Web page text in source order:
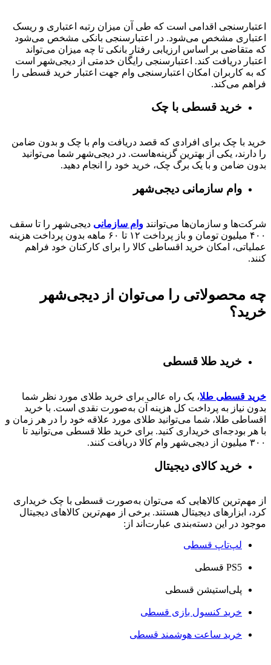
اعتبارسنجی اقدامی است که طی آن میزان رتبه اعتباری و ریسک
اعتباری مشخص می‌شود. در اعتبارسنجی بانکی مشخص می‌شود
که متقاضی بر اساس ارزیابی رفتار بانکی تا چه میزان می‌تواند
اعتبار دریافت کند. اعتبارسنجی رایگان خدمتی از دیجی‌شهر است
که به کاربران امکان اعتبارسنجی وام جهت اعتبار خرید قسطی را
فراهم می‌کند.
خرید قسطی با چک
خرید با چک برای افرادی که قصد دریافت وام با چک و بدون ضامن
را دارند، یکی از بهترین گزینه‌هاست. در دیجی‌شهر شما می‌توانید
بدون ضامن و با یک برگ چک، خرید خود را انجام دهید.
وام سازمانی دیجی‌شهر
شرکت‌ها و سازمان‌ها می‌توانند وام سازمانی دیجی‌شهر را تا سقف
۴۰۰ میلیون تومان و باز پرداخت ۱۲ تا ۶۰
ماهه بدون پرداخت هزینه
عملیاتی، امکان خرید اقساطی کالا را برای کارکنان خود فراهم
کنند.
چه محصولاتی را می‌توان از دیجی‌شهر
خرید؟
خرید طلا قسطی
خرید قسطی طلا، یک راه عالی برای خرید طلای مورد نظر شما
بدون نیاز به پرداخت کل هزینه آن به‌صورت نقدی است. با خرید
اقساطی طلا، شما می‌توانید طلای مورد علاقه خود را در هر زمان و
با هر بودجه‌ای خریداری کنید. برای خرید طلا قسطی می‌توانید تا
۳۰۰ میلیون از دیجی‌شهر وام کالا دریافت کنند.
خرید کالای دیجیتال
از مهم‌ترین کالاهایی که می‌توان به‌صورت قسطی با چک خریداری
کرد، ابزارهای دیجیتال هستند. برخی از مهم‌ترین کالاهای دیجیتال
موجود در این دسته‌بندی عبارت‌اند از:
لپ‌تاپ قسطی
PS5 قسطی
پلی‌استیشن قسطی
خرید کنسول بازی قسطی
خرید ساعت هوشمند قسطی